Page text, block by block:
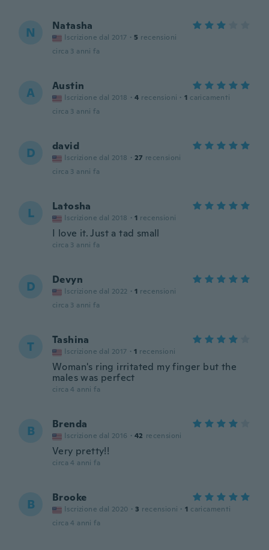
N Natasha
Iscrizione dal 2017 · 5 recensioni
circa 3 anni fa
A Austin
Iscrizione dal 2018 · 4 recensioni · 1 caricamenti
circa 3 anni fa
D david
Iscrizione dal 2018 · 27 recensioni
circa 3 anni fa
L Latosha
Iscrizione dal 2018 · 1 recensioni
I love it. Just a tad small
circa 3 anni fa
D Devyn
Iscrizione dal 2022 · 1 recensioni
circa 3 anni fa
T Tashina
Iscrizione dal 2017 · 1 recensioni
Woman's ring irritated my finger but the
males was perfect
circa 4 anni fa
B Brenda
Iscrizione dal 2016 · 42 recensioni
Very pretty!!
circa 4 anni fa
B Brooke
Iscrizione dal 2020 · 3 recensioni · 1 caricamenti
circa 4 anni fa